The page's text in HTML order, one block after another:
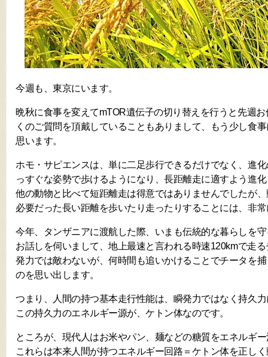
今週も、東京にいます。
晩秋に食事を変えてmTOR遺伝子の切り替えを行うと先週
くのご質問を頂戴していることもありまして、もう少し食
思います。
ホモ・サピエンスは、単に二足歩行できるだけでなく、進
っすぐな姿勢で歩けるようになり、長距離走に適すよう進
他の動物と比べて短距離走は得意ではありませんでしたが
必要だった長い距離を歩いたり走ったりすることには、非
今年、タンザニアに渡航した際、いまも伝統的な暮らしを
お話しを伺いまして、地上最速と言われる時速120kmで走
発力では敵わないが、何時間も追いかけることでチータを
のを思い出します。
つまり、人間の持つ基本走行性能は、瞬発力ではなく持久
この持久力のエネルギー源が、ケトン体なのです。
ところが、現代人はお米やパン、麺などの糖質をエネルギ
これらは本来人間が持つエネルギー回路＝ケトン体を正し